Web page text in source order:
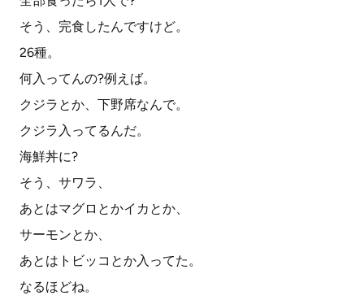
そう、完食したんですけど。
26種。
何入ってんの?例えば。
クジラとか、下野席なんで。
クジラ入ってるんだ。
海鮮丼に?
そう、サワラ、
あとはマグロとかイカとか、
サーモンとか、
あとはトビッコとか入ってた。
なるほどね。